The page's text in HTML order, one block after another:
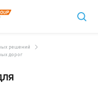
решений
дорог